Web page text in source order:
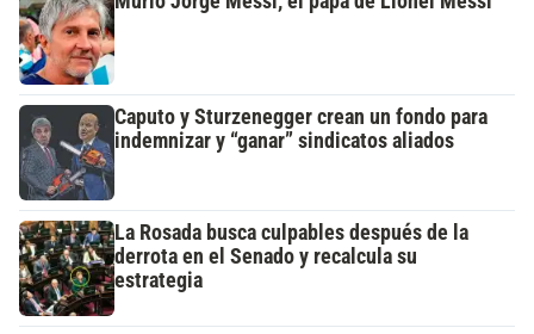
Caputo y Sturzenegger crean un fondo para
indemnizar y “ganar” sindicatos aliados
La Rosada busca culpables después de la
derrota en el Senado y recalcula su
estrategia